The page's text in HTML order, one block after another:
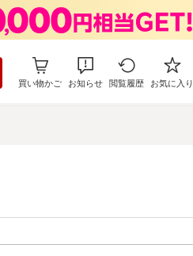
買い物かご お知らせ 閲覧履歴 お気に入り